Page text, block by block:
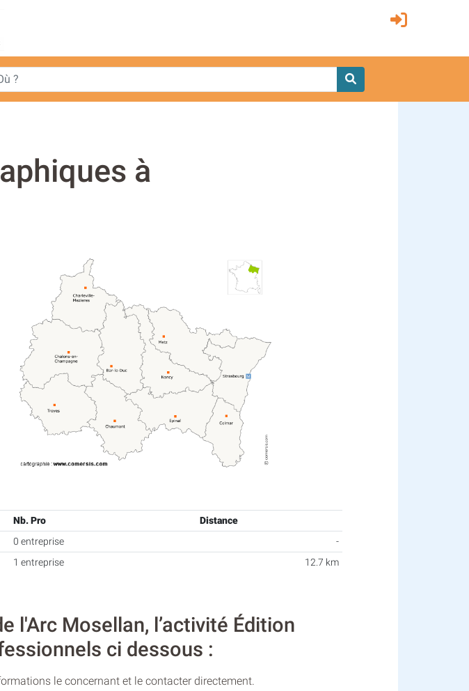
à
Nb. Pro
Distance
0 entreprise
-
1 entreprise 12.7 km
l'Arc Mosellan, l’activité Édition
ci dessous :
le concernant et le contacter directement.